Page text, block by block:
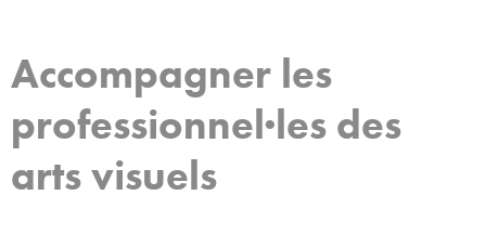
Accompagner les
professionnel·les des
arts visuels